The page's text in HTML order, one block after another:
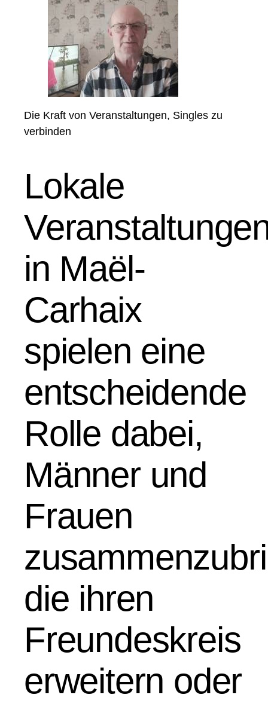
Die Kraft von Veranstaltungen, Singles zu
verbinden
Lokale
in Maël-
Carhaix
spielen eine
entscheidende
Rolle dabei,
Männer und
Frauen
die ihren
Freundeskreis
erweitern oder